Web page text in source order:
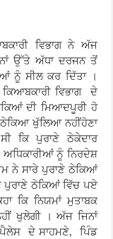
ਵਿਭਾਗ ਨੇ ਅੱਜ
ਉੱਤੇ ਅੱਧਾ ਦਰਜਨ ਤੋਂ
ਨੂੰ ਸੀਲ ਕਰ ਦਿੱਤਾ ।
ਵਿਭਾਗ ਦੇ
ਦੀ ਮਿਆਦਪੂਰੀ ਹੋ
ਖੁੱਲਿਆ ਨਹੀਂਹੋਣਾ
ਕਿ ਪੁਰਾਣੇ ਠੇਕੇਦਾਰ
ਅਧਿਕਾਰੀਆਂ ਨੂੰ ਨਿਰਦੇਸ਼
ਨੇ ਸਾਰੇ ਪੁਰਾਣੇ ਠੇਕਿਆਂ
ਪੁਰਾਣੇ ਠੇਕਿਆਂ ਵਿੱਚ ਪਏ
ਕਿ ਨਿਯਮਾਂ ਮੁਤਾਬਕ
ਖੁਲੇਗੀ । ਅੱਜ ਜਿਨਾਂ
ਦੇ ਸਾਹਮਣੇ, ਪਿੰਡ